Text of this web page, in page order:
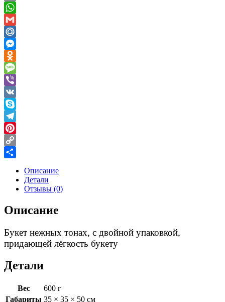
Email
WhatsApp
Gmail
Mail.Ru
Messenger
Odnoklassniki
Message
Viber
VK
Skype
Telegram
Pinterest
Copy
Описание
Детали
Отзывы (0)
Описание
Букет нежных тонах, с двойной упаковкой,
придающей лёгкость букету
Детали
Вес
600 г
Габариты 35 × 35 × 50 см